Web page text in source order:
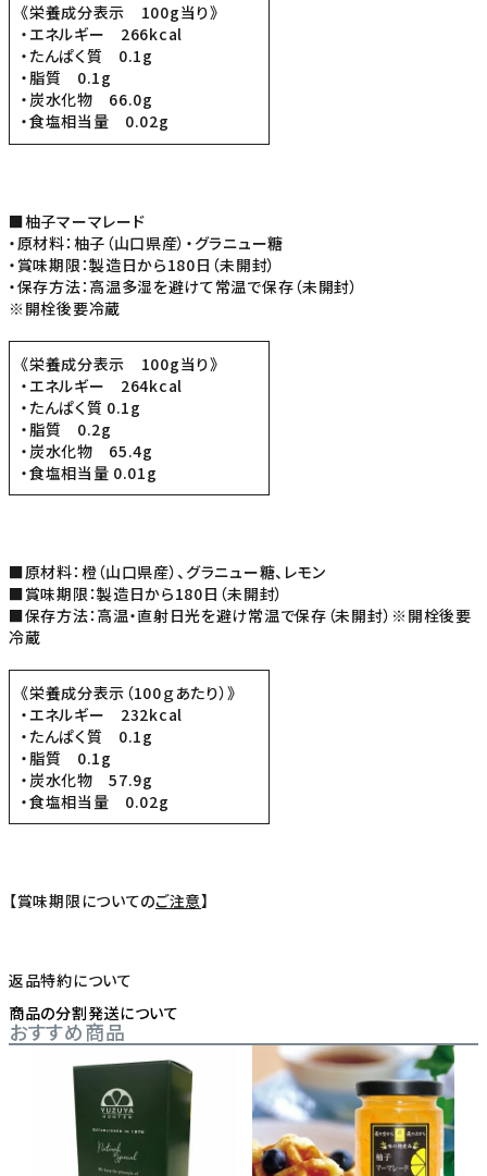
《栄養成分表示 100g当り》
・エネルギー 266kcal
・たんぱく質 0.1g
・脂質 0.1g
・炭水化物 66.0g
・食塩相当量 0.02g
■柚子マーマレード
・原材料：柚子（山口県産）・グラニュー糖
・賞味期限：製造日から180日（未開封）
・保存方法：高温多湿を避けて常温で保存（未開封）
※開栓後要冷蔵
《栄養成分表示 100g当り》
・エネルギー 264kcal
・たんぱく質 0.1g
・脂質 0.2g
・炭水化物 65.4g
・食塩相当量 0.01g
■原材料：橙（山口県産）、グラニュー糖、レモン
■賞味期限：製造日から180日（未開封）
■保存方法：高温・直射日光を避け常温で保存（未開封）※開栓後要
冷蔵
《栄養成分表示（100ｇあたり）》
・エネルギー 232kcal
・たんぱく質 0.1g
・脂質 0.1g
・炭水化物 57.9g
・食塩相当量 0.02g
【賞味期限についてのご注意】
返品特約について
商品の分割発送について
おすすめ商品